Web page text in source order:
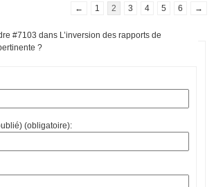
←
1 2 3 4 5 6 →
#7103 dans L’inversion des rapports de
?
(obligatoire):